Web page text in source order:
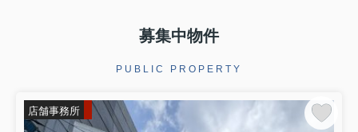
募集中物件
PUBLIC PROPERTY
店舗事務所